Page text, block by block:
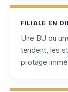
FILIALE EN
Une BU ou
tendent, les
pilotage